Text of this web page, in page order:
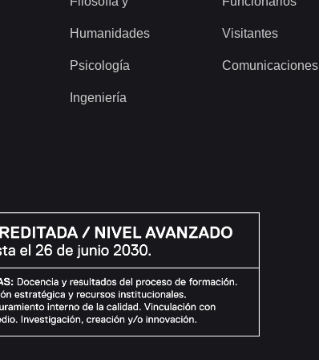
Humanidades
Psicología
Ingeniería
Visitantes
Comunicaciones